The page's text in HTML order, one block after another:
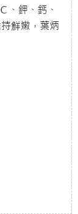
、鉀、鈣、
鮮嫩，葉炳